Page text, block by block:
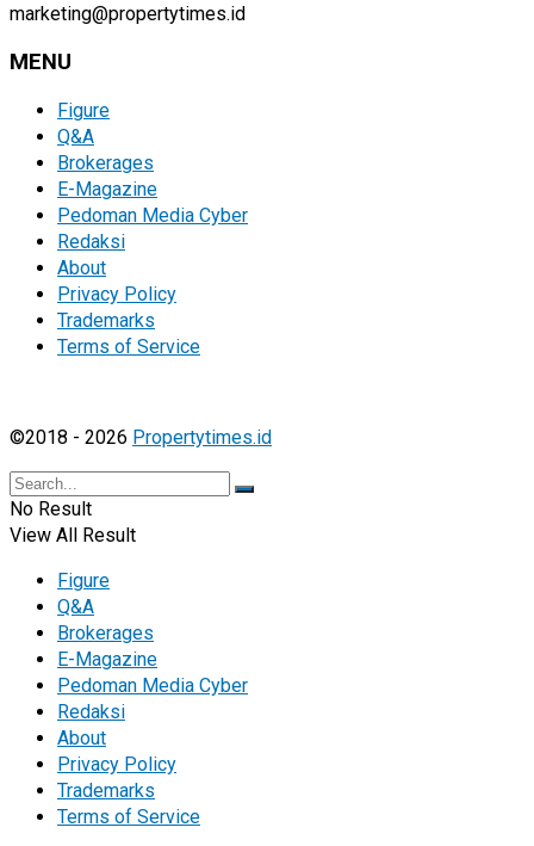
marketing@propertytimes.id
MENU
Figure
Q&A
Brokerages
E-Magazine
Pedoman Media Cyber
Redaksi
About
Privacy Policy
Trademarks
Terms of Service
©2018 - 2026 Propertytimes.id
No Result
View All Result
Figure
Q&A
Brokerages
E-Magazine
Pedoman Media Cyber
Redaksi
About
Privacy Policy
Trademarks
Terms of Service